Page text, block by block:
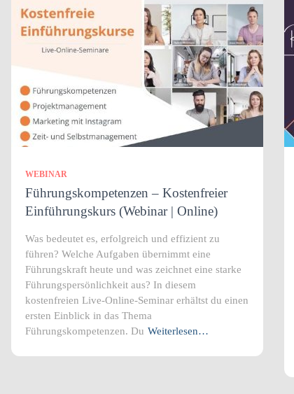
WEBINAR
Führungskompetenzen – Kostenfreier
Einführungskurs (Webinar | Online)
Was bedeutet es, erfolgreich und effizient zu
führen? Welche Aufgaben übernimmt eine
Führungskraft heute und was zeichnet eine starke
Führungspersönlichkeit aus? In diesem
kostenfreien Live-Online-Seminar erhältst du einen
ersten Einblick in das Thema
Führungskompetenzen. Du Weiterlesen…